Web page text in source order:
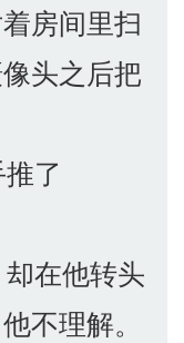
房间里扫
头之后把
了
在他转头
不理解。